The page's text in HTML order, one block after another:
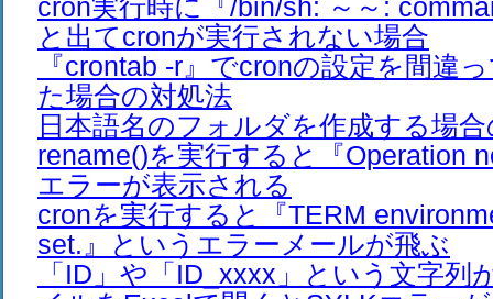
cron実行時に『/bin/sh: ～～:
と出てcronが実行されない場合
『crontab -r』でcronの設定を間違
た場合の対処法
日本語名のフォルダを作成する場
rename()を実行すると『Operation
エラーが表示される
cronを実行すると『TERM
set.』というエラーメールが飛ぶ
「ID」や「ID_xxxx」という文字列